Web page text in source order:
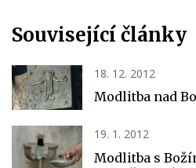
Související články
18. 12. 2012
Modlitba nad
19. 1. 2012
Modlitba s